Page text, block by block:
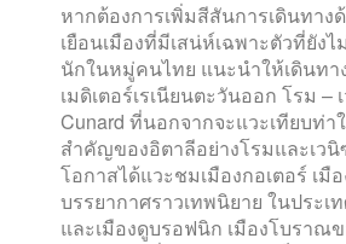
หากต้องการเพิ่มสีสันการเดินทาง
เยือนเมืองที่มีเสน่ห์เฉพาะตัวที่ยัง
นักในหมู่คนไทย แนะนำให้เดินทา
เมดิเตอร์เรเนียนตะวันออก โรม –
Cunard ที่นอกจากจะแวะเทียบท่า
สำคัญของอิตาลีอย่างโรมและเว
โอกาสได้แวะชมเมืองกอเตอร์ เมื
บรรยากาศราวเทพนิยาย ในประเ
และเมืองดูบรอฟนิก เมืองโบราณ